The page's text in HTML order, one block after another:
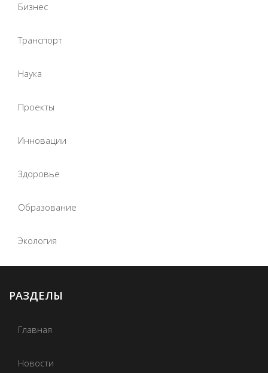
Бизнес
Транспорт
Наука
Проекты
Инновации
Здоровье
Образование
Экология
РАЗДЕЛЫ
Главная
Новости